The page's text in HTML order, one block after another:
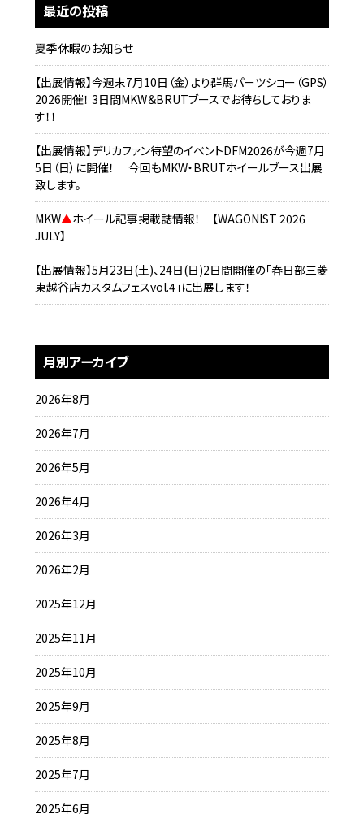
最近の投稿
夏季休暇のお知らせ
【出展情報】今週末7月10日（金）より群馬パーツショー（GPS）
2026開催！ 3日間MKW＆BRUTブースでお待ちしておりま
す！！
【出展情報】デリカファン待望のイベントDFM2026が今週7月
5日（日）に開催！ 今回もMKW・BRUTホイールブース出展
致します。
MKW▲ホイール記事掲載誌情報！ 【WAGONIST 2026
JULY】
【出展情報】5月23日(土)、24日(日)2日間開催の「春日部三菱
東越谷店カスタムフェスvol.4」に出展します！
月別アーカイブ
2026年8月
2026年7月
2026年5月
2026年4月
2026年3月
2026年2月
2025年12月
2025年11月
2025年10月
2025年9月
2025年8月
2025年7月
2025年6月